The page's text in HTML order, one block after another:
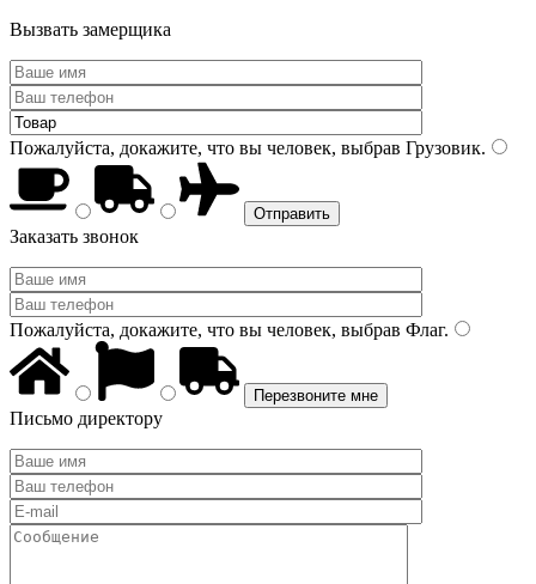
Вызвать замерщика
Пожалуйста, докажите, что вы человек, выбрав Грузовик.
Заказать звонок
Пожалуйста, докажите, что вы человек, выбрав Флаг.
Письмо директору